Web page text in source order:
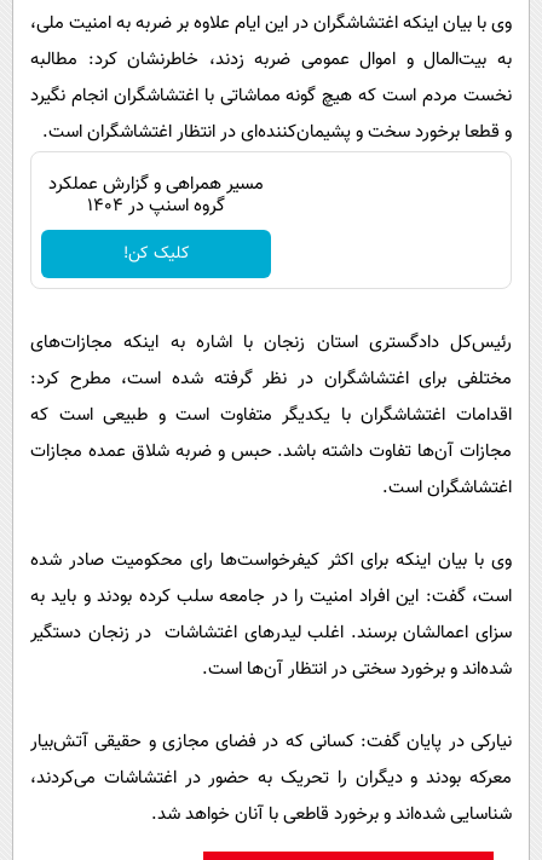
حوادث
سلامت
سیاست خارجی
دانلود
وی با بیان اینکه اغتشاشگران در این ایام علاوه بر ضربه به امنیت ملی،
به بیت‌المال و اموال عمومی ضربه زدند، خاطرنشان کرد: مطالبه
نخست مردم است که هیچ‌ گونه مماشاتی با اغتشاشگران انجام نگیرد
و قطعا برخورد سخت و پشیمان‌کننده‌ای در انتظار اغتشاشگران است‌.
مسیر همراهی و گزارش عملکرد
گروه اسنپ در ۱۴۰۴
کلیک کن!
رئیس‌کل دادگستری استان زنجان با اشاره به اینکه مجازات‌های
مختلفی برای اغتشاشگران در نظر گرفته شده است، مطرح کرد:
اقدامات اغتشاشگران با یکدیگر متفاوت است و طبیعی است که
مجازات آن‌ها تفاوت داشته باشد. حبس و ضربه شلاق عمده مجازات
اغتشاشگران است.
وی با بیان اینکه برای اکثر کیفرخواست‌ها رای محکومیت صادر شده
است، گفت: این افراد امنیت را در جامعه سلب کرده بودند و باید به
سزای اعمالشان برسند. اغلب لیدرهای اغتشاشات در زنجان دستگیر
شده‌اند و برخورد سختی در انتظار آن‌ها است.
نیارکی در پایان گفت: کسانی که در فضای مجازی و حقیقی آتش‌بیار
معرکه بودند و دیگران را تحریک به حضور در اغتشاشات می‌کردند،
شناسایی شده‌اند و برخورد قاطعی با آنان خواهد شد.